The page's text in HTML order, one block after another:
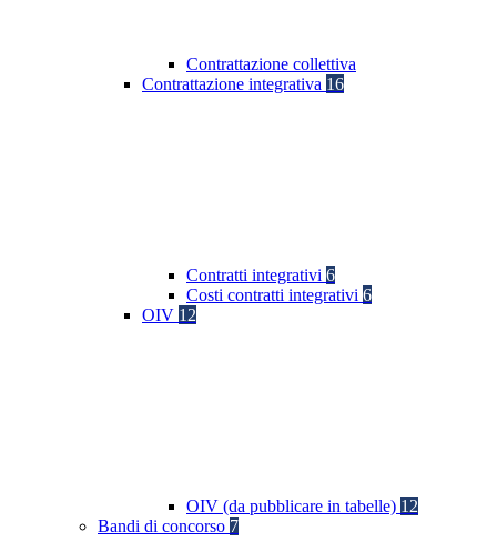
Contrattazione collettiva
Contrattazione integrativa 16
Contratti integrativi 6
Costi contratti integrativi 6
OIV 12
OIV (da pubblicare in tabelle) 12
Bandi di concorso 7